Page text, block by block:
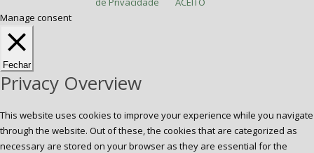
Manage consent
Fechar
Privacy Overview
This website uses cookies to improve your experience while you navigate
through the website. Out of these, the cookies that are categorized as
necessary are stored on your browser as they are essential for the